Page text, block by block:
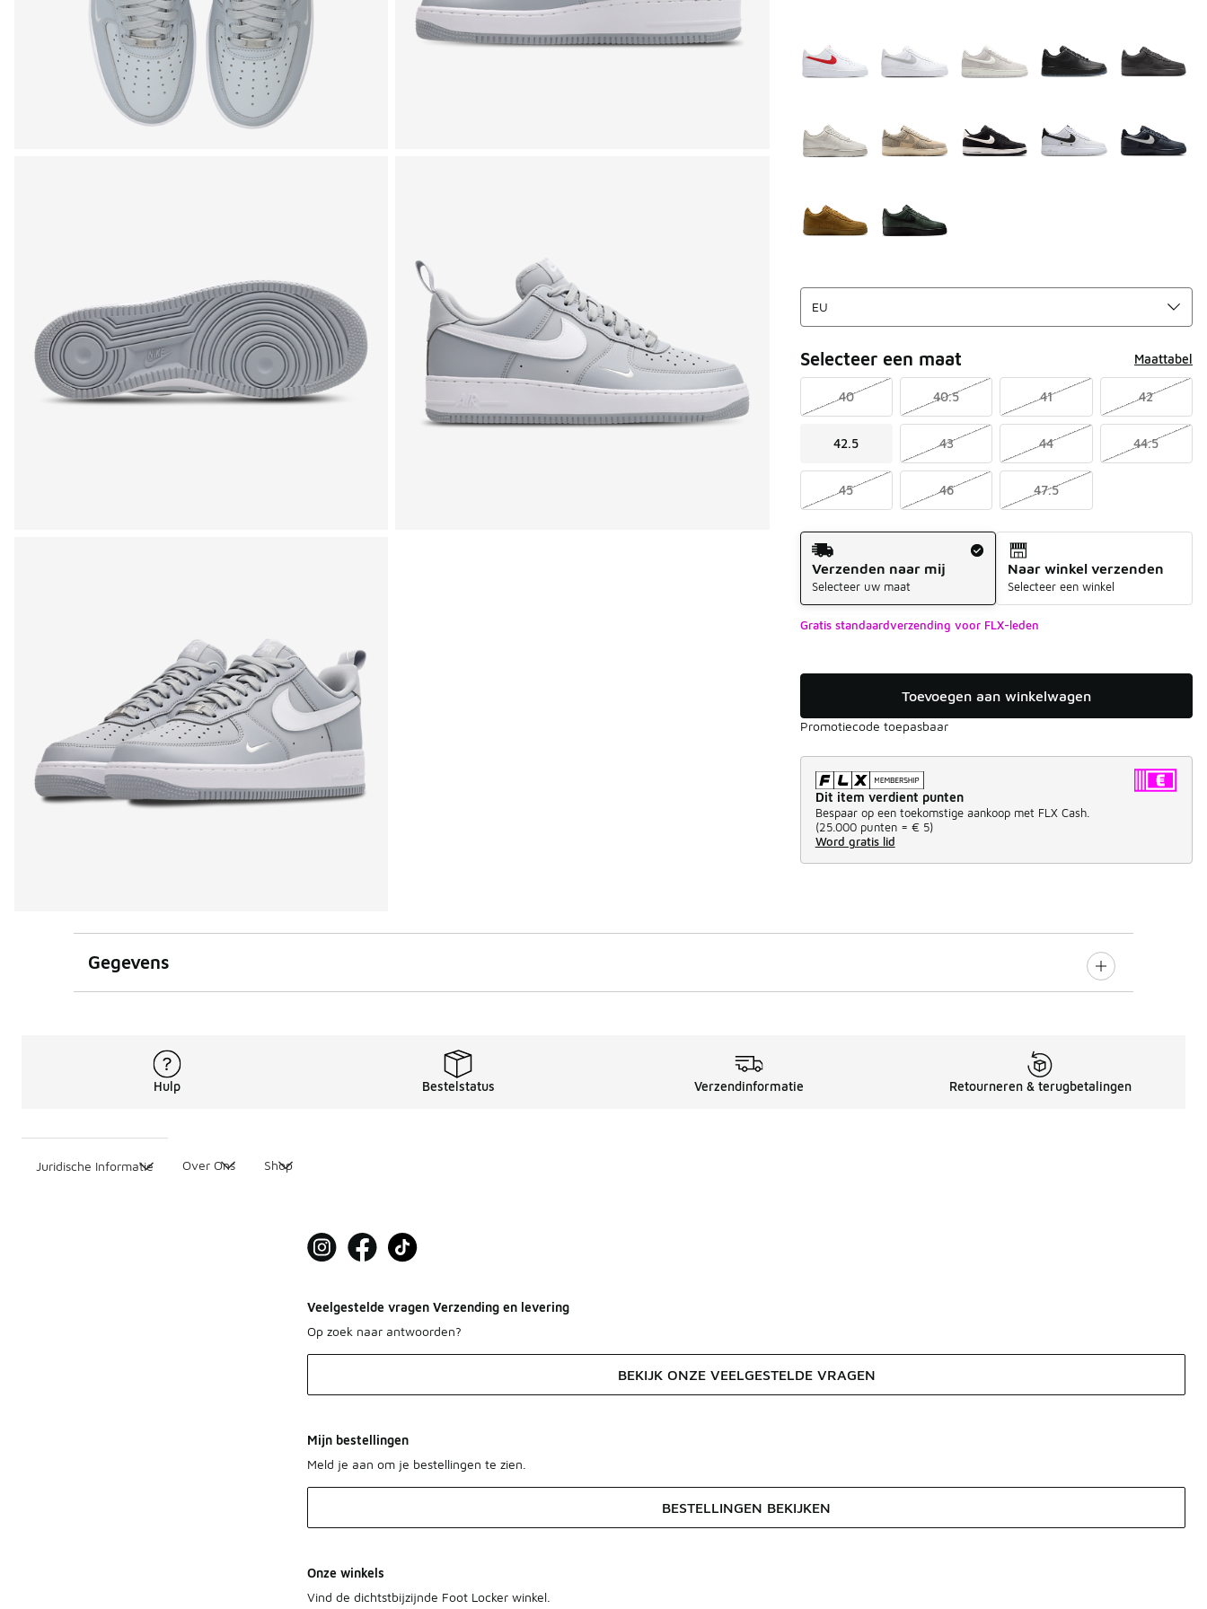
Selecteer een maat Maattabel
40 40.5 41 42
42.5 43 44 44.5
45 46 47.5
Verzendmethode
Verzenden naar mij
Selecteer uw maat
Naar winkel verzenden
Selecteer een winkel
Gratis standaardverzending voor FLX-leden
Toevoegen aan winkelwagen
Promotiecode toepasbaar
Dit item verdient punten
Bespaar op een toekomstige aankoop met FLX Cash.
(25.000 punten = € 5)
Word gratis lid
Gegevens
Hulp Bestelstatus Verzendinformatie Retourneren & terugbetalingen
Juridische Informatie Over Ons Shop
Veelgestelde vragen Verzending en levering
Op zoek naar antwoorden?
BEKIJK ONZE VEELGESTELDE VRAGEN
Mijn bestellingen
Meld je aan om je bestellingen te zien.
BESTELLINGEN BEKIJKEN
Onze winkels
Vind de dichtstbijzijnde Foot Locker winkel.